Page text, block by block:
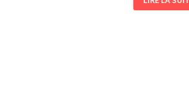
3.0 »
<BR>